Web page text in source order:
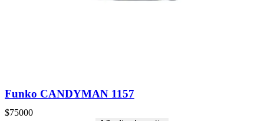
Funko CANDYMAN 1157
$75000